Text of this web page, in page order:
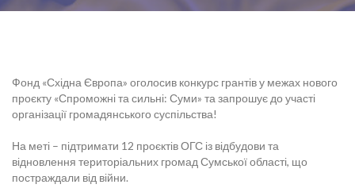
Фонд «Східна Європа» оголосив конкурс грантів у межах нового
проєкту «Спроможні та сильні: Суми» та запрошує до участі
організації громадянського суспільства!
На меті – підтримати 12 проєктів ОГС із відбудови та
відновлення територіальних громад Сумської області, що
постраждали від війни.